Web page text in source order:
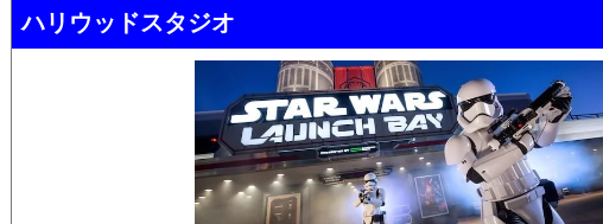
ハリウッドスタジオ